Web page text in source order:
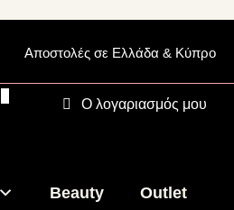
Αποστολές σε Ελλάδα & Κύπρο
Ο λογαριασμός μου
Beauty
Outlet